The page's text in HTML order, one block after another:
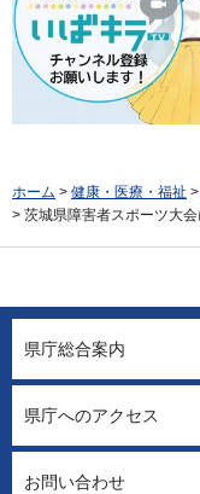
ホーム > 健康・医療・福祉 >
> 茨城県障害者スポーツ大
県庁総合案内
県庁へのアクセス
お問い合わせ